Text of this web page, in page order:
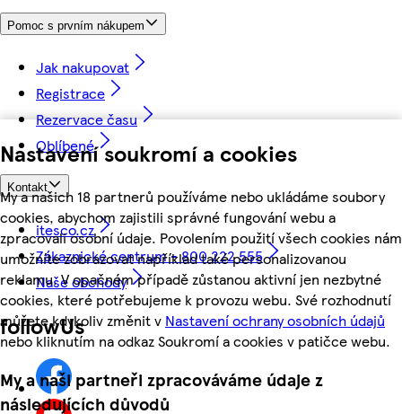
Nastavení soukromí a cookies
My a našich 18 partnerů používáme nebo ukládáme soubory
cookies, abychom zajistili správné fungování webu a
zpracovali osobní údaje. Povolením použití všech cookies nám
umožníte zobrazovat například také personalizovanou
reklamu. V opačném případě zůstanou aktivní jen nezbytné
cookies, které potřebujeme k provozu webu. Své rozhodnutí
můžete kdykoliv změnit v Nastavení ochrany osobních údajů
nebo kliknutím na odkaz Soukromí a cookies v patičce webu.
My a naši partneři zpracováváme údaje z
následujících důvodů
Pomoc s prvním nákupem
Jak nakupovat
Registrace
Rezervace času
Oblíbené
Kontakt
itesco.cz
Zákaznické centrum - 800 222 555
Naše obchody
followUs